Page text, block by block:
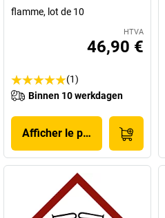
flamme, lot de 10
HTVA
46,90 €
(1)
Binnen 10 werkdagen
Afficher le produit